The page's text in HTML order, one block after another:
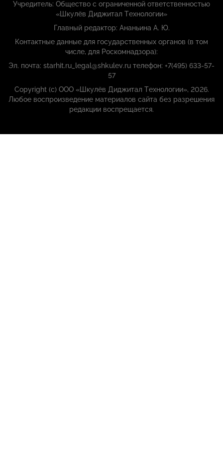
Учредитель: Общество с ограниченной ответственностью
«Шкулёв Диджитал Технологии»
Главный редактор: Ананьина А. Ю.
Контактные данные для государственных органов (в том
числе, для Роскомнадзора):
Эл. почта: starhit.ru_legal@shkulev.ru телефон: +7(495) 633-57-
57
Copyright (с) ООО «Шкулёв Диджитал Технологии», 2026.
Любое воспроизведение материалов сайта без разрешения
редакции воспрещается.